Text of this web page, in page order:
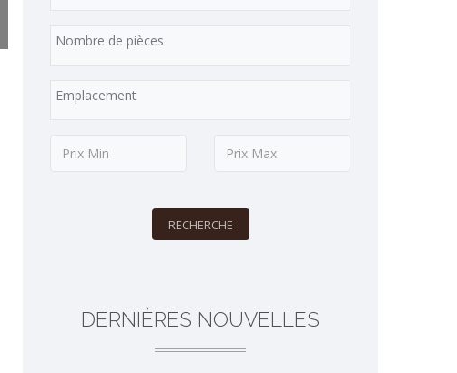
RECHERCHE
DERNIÈRES NOUVELLES